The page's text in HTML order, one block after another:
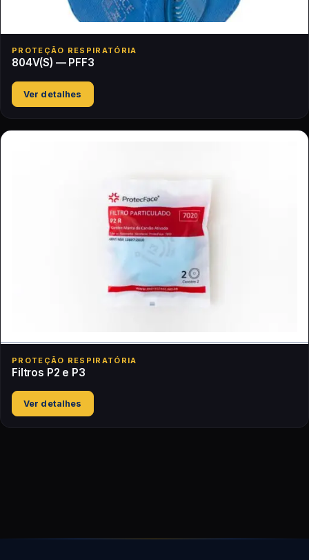
PROTEÇÃO RESPIRATÓRIA
804V(S) — PFF3
Ver detalhes
PROTEÇÃO RESPIRATÓRIA
Filtros P2 e P3
Ver detalhes